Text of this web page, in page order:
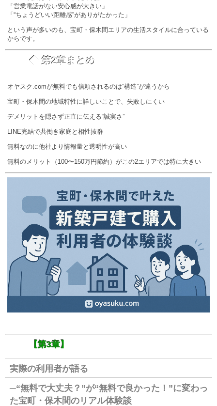
「営業電話がない安心感が大きい」
「“ちょうどいい距離感”がありがたかった」
という声が多いのも、宝町・保木間エリアの生活スタイルに合っている
からです。
◆ 第2章まとめ
オヤスク.comが無料でも信頼されるのは“構造”が違うから
宝町・保木間の地域特性に詳しいことで、失敗しにくい
デメリットを隠さず正直に伝える“誠実さ”
LINE完結で共働き家庭と相性抜群
無料なのに他社より情報量と透明性が高い
無料のメリット（100〜150万円節約）がこの2エリアでは特に大きい
【第3章】
実際の利用者が語る
─“無料で大丈夫？”が“無料で良かった！”に変わっ
た宝町・保木間のリアル体験談